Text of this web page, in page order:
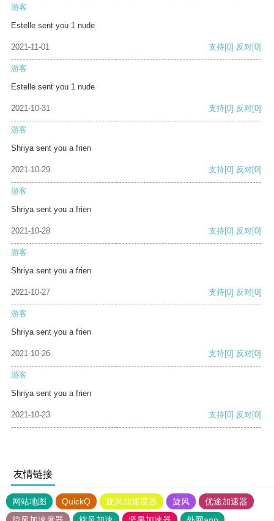
游客
Estelle sent you 1 nude
2021-11-01 支持[0] 反对[0]
游客
Estelle sent you 1 nude
2021-10-31 支持[0] 反对[0]
游客
Shriya sent you a frien
2021-10-29 支持[0] 反对[0]
游客
Shriya sent you a frien
2021-10-28 支持[0] 反对[0]
游客
Shriya sent you a frien
2021-10-27 支持[0] 反对[0]
游客
Shriya sent you a frien
2021-10-26 支持[0] 反对[0]
游客
Shriya sent you a frien
2021-10-23 支持[0] 反对[0]
友情链接
网站地图 QuickQ 旋风加速度器 旋风
优途加速器